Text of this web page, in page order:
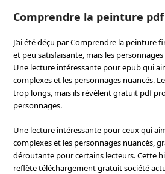
Comprendre la peinture pdf
J’ai été déçu par Comprendre la peinture
et peu satisfaisante, mais les
Une lecture intéressante pour epub qui
complexes et les personnages nuancés.
trop longs, mais ils révèlent gratuit pdf
personnages.
Une lecture intéressante pour ceux qui
complexes et les personnages nuancés,
déroutante pour certains lecteurs. Cette
reflète téléchargement gratuit société